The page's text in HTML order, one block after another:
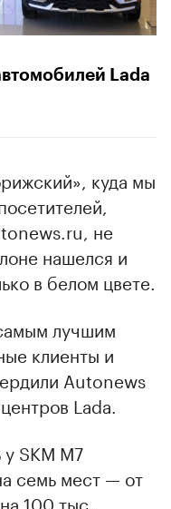
Lada
куда мы
не
нашелся и
в белом цвете.
лучшим
клиенты и
Autonews
Lada.
SKM M7
семь мест — от
100 тыс.